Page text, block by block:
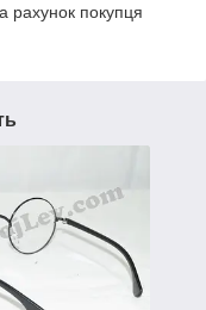
рахунок покупця